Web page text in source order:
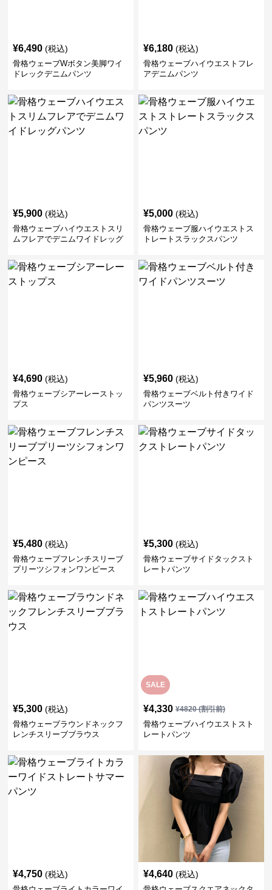
¥6,490 (税込)
骨格ウェーブWボタン美脚ワイ
ドレックデニムパンツ
¥6,180 (税込)
骨格ウェーブハイウエストフレ
アデニムパンツ
¥5,900 (税込)
骨格ウェーブハイウエストスリ
ムフレアでデニムワイドレッグ
¥5,000 (税込)
骨格ウェーブ服ハイウエストス
トレートスラックスパンツ
¥4,690 (税込)
骨格ウェーブシアーレーストッ
プス
¥5,960 (税込)
骨格ウェーブベルト付きワイド
パンツスーツ
¥5,480 (税込)
骨格ウェーブフレンチスリーブ
プリーツシフォンワンピース
¥5,300 (税込)
骨格ウェーブサイドタックスト
レートパンツ
¥5,300 (税込)
骨格ウェーブラウンドネックフ
レンチスリーブブラウス
SALE
¥4,330 ¥4820(割引前)
骨格ウェーブハイウエストスト
レートパンツ
¥4,750 (税込) ¥4,640 (税込)